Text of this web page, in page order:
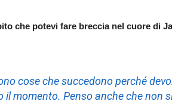
che potevi fare breccia nel cuore di
cose che succedono perché
il momento. Penso anche che non